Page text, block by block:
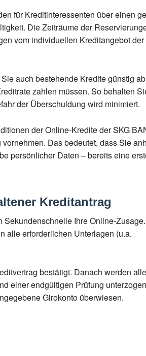
für Kreditinteressenten über einen
Die Zeiträume der
vom individuellen Kreditangebot der
auch bestehende Kredite günstig
zahlen müssen. So behalten
der Überschuldung wird minimiert.
der Online-Kredite der SKG
Das bedeutet, dass Sie
persönlicher Daten – bereits eine
Kreditantrag
Ihre Online-Zusage.
alle erforderlichen Unterlagen (u.a.
bestätigt. Danach werden
einer endgültigen Prüfung
Girokonto überwiesen.